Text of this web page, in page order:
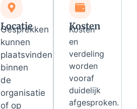
Locatie
Gesprekken
kunnen
plaatsvinden
binnen
de
organisatie
of op
Kosten
Kosten
en
verdeling
worden
vooraf
duidelijk
afgesproken.